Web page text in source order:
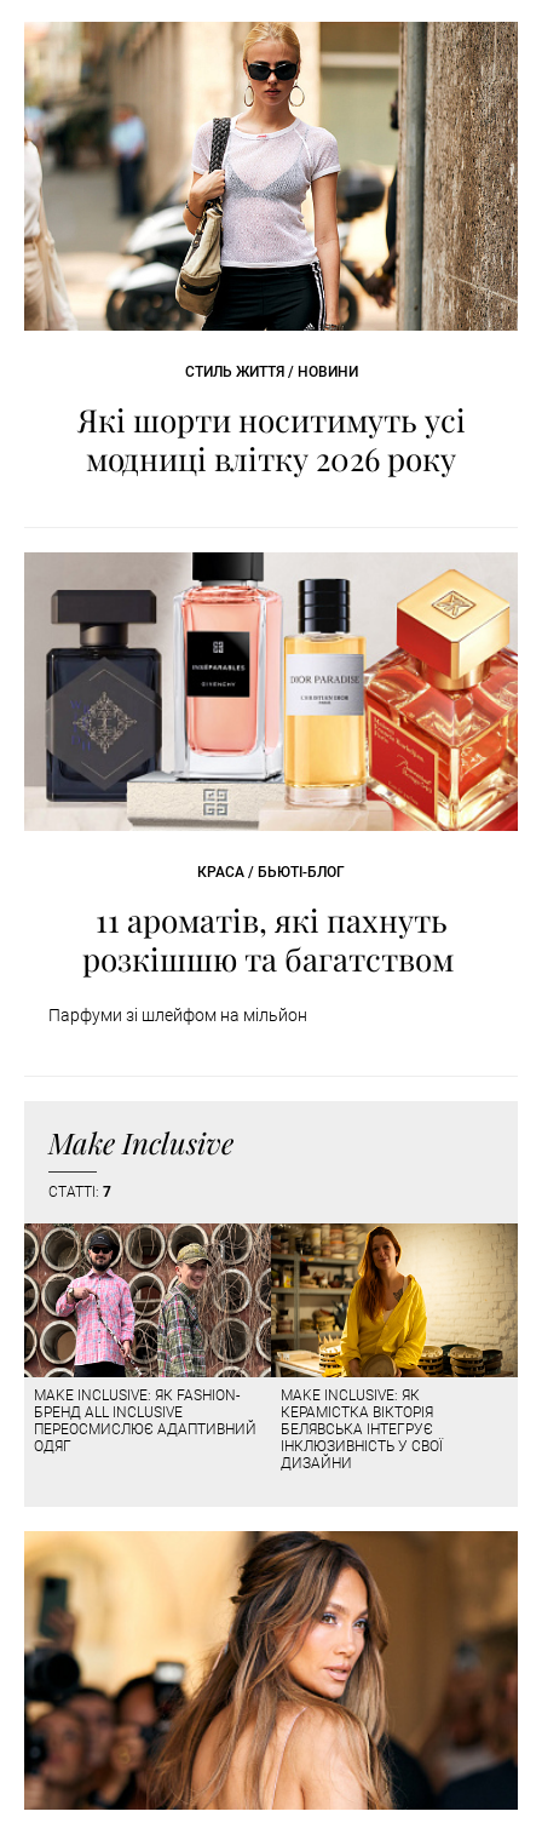
СТИЛЬ ЖИТТЯ / НОВИНИ
Які шорти носитимуть усі
модниці влітку 2026 року
КРАСА / БЬЮТІ-БЛОГ
11 ароматів, які пахнуть
розкішшю та багатством
Парфуми зі шлейфом на мільйон
Make Inclusive
СТАТТІ: 7
MAKE INCLUSIVE: ЯК FASHION-
БРЕНД ALL INCLUSIVE
ПЕРЕОСМИСЛЮЄ АДАПТИВНИЙ
ОДЯГ
MAKE INCLUSIVE: ЯК
КЕРАМІСТКА ВІКТОРІЯ
БЕЛЯВСЬКА ІНТЕГРУЄ
ІНКЛЮЗИВНІСТЬ У СВОЇ
ДИЗАЙНИ